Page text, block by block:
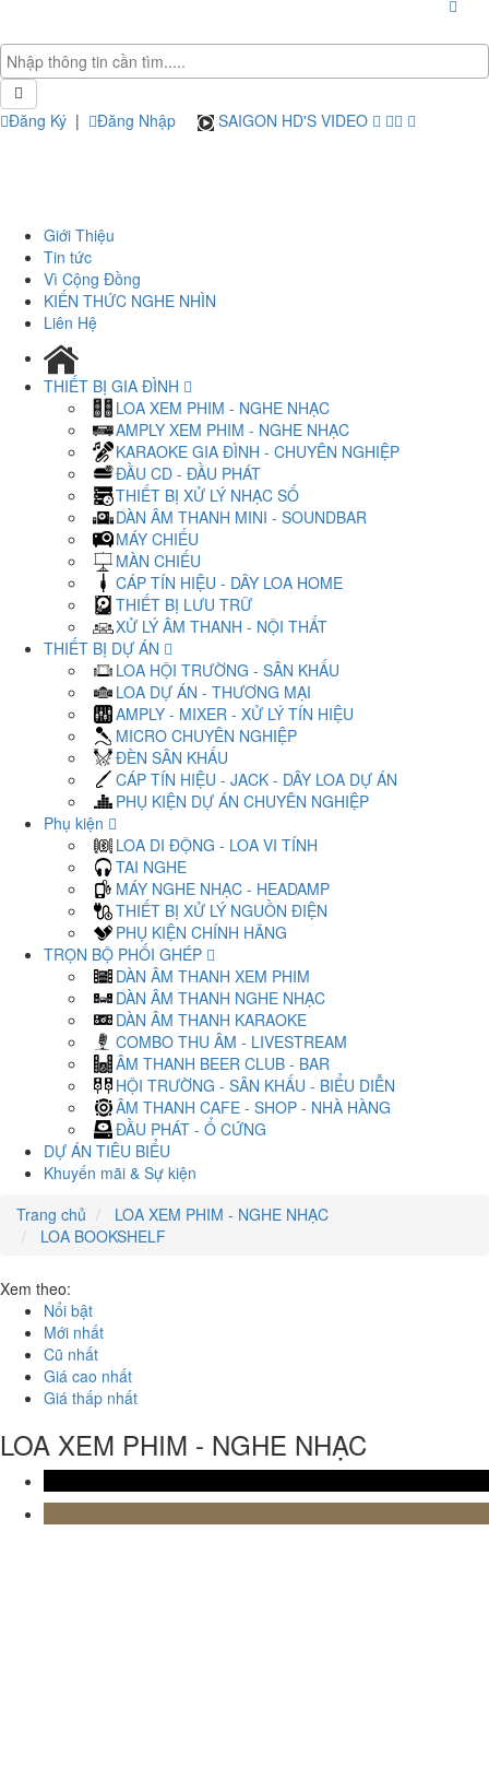
Đăng Ký | Đăng Nhập SAIGON HD'S VIDEO
Giới Thiệu
Tin tức
Vì Cộng Đồng
KIẾN THỨC NGHE NHÌN
Liên Hệ
THIẾT BỊ GIA ĐÌNH
LOA XEM PHIM - NGHE NHẠC
AMPLY XEM PHIM - NGHE NHẠC
KARAOKE GIA ĐÌNH - CHUYÊN NGHIỆP
ĐẦU CD - ĐẦU PHÁT
THIẾT BỊ XỬ LÝ NHẠC SỐ
DÀN ÂM THANH MINI - SOUNDBAR
MÁY CHIẾU
MÀN CHIẾU
CÁP TÍN HIỆU - DÂY LOA HOME
THIẾT BỊ LƯU TRỮ
XỬ LÝ ÂM THANH - NỘI THẤT
THIẾT BỊ DỰ ÁN
LOA HỘI TRƯỜNG - SÂN KHẤU
LOA DỰ ÁN - THƯƠNG MẠI
AMPLY - MIXER - XỬ LÝ TÍN HIỆU
MICRO CHUYÊN NGHIỆP
ĐÈN SÂN KHẤU
CÁP TÍN HIỆU - JACK - DÂY LOA DỰ ÁN
PHỤ KIỆN DỰ ÁN CHUYÊN NGHIỆP
Phụ kiện
LOA DI ĐỘNG - LOA VI TÍNH
TAI NGHE
MÁY NGHE NHẠC - HEADAMP
THIẾT BỊ XỬ LÝ NGUỒN ĐIỆN
PHỤ KIỆN CHÍNH HÃNG
TRỌN BỘ PHỐI GHÉP
DÀN ÂM THANH XEM PHIM
DÀN ÂM THANH NGHE NHẠC
DÀN ÂM THANH KARAOKE
COMBO THU ÂM - LIVESTREAM
ÂM THANH BEER CLUB - BAR
HỘI TRƯỜNG - SÂN KHẤU - BIỂU DIỄN
ÂM THANH CAFE - SHOP - NHÀ HÀNG
ĐẦU PHÁT - Ổ CỨNG
DỰ ÁN TIÊU BIỂU
Khuyến mãi & Sự kiện
Trang chủ
LOA XEM PHIM - NGHE NHẠC
LOA BOOKSHELF
Xem theo:
Nổi bật
Mới nhất
Cũ nhất
Giá cao nhất
Giá thấp nhất
LOA XEM PHIM - NGHE NHẠC